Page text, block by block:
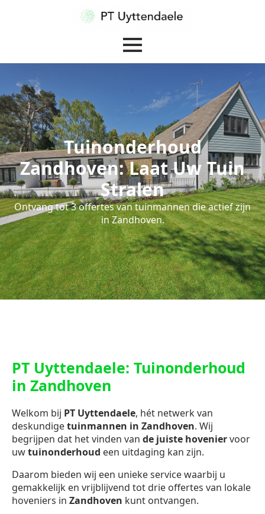
Tuinonderhoud
Zandhoven: Laat Uw Tuin
Stralen
Ontvang tot 3 offertes van tuinmannen die actief zijn
in Zandhoven.
PT Uyttendaele: Tuinonderhoud
in Zandhoven
Welkom bij PT Uyttendaele, hét netwerk van
deskundigetuinmannen in Zandhoven. Wij
begrijpen dat het vinden van de juiste hoveniervoor
uwtuinonderhoud een uitdaging kan zijn.
Daarom bieden wij een unieke service waarbij u
gemakkelijk en vrijblijvend tot drie offertes van lokale
hoveniers in Zandhoven kunt ontvangen.